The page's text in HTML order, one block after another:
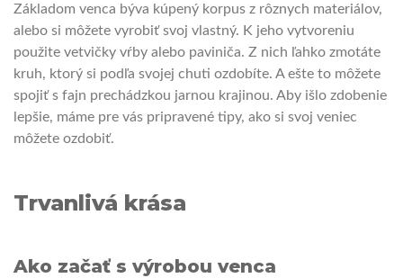
Základom venca býva kúpený korpus z rôznych materiálov,
alebo si môžete vyrobiť svoj vlastný. K jeho vytvoreniu
použite vetvičky vŕby alebo paviniča. Z nich ľahko zmotáte
kruh, ktorý si podľa svojej chuti ozdobíte. A ešte to môžete
spojiť s fajn prechádzkou jarnou krajinou. Aby išlo zdobenie
lepšie, máme pre vás pripravené tipy, ako si svoj veniec
môžete ozdobiť.
Trvanlivá krása
Ako začať s výrobou venca